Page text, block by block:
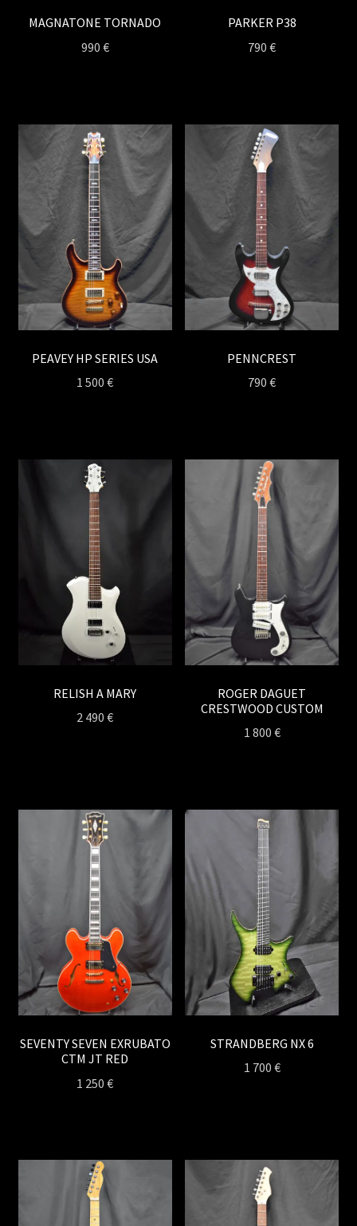
MAGNATONE TORNADO
990 €
PARKER P38
790€
PEAVEY HP SERIES USA
1 500€
PENNCREST
790€
RELISH A MARY
2 490€
ROGER DAGUET
CRESTWOOD CUSTOM
1 800 €
SEVENTY SEVEN EXRUBATO
CTM JT RED
1 250€
STRANDBERG NX 6
1 700 €